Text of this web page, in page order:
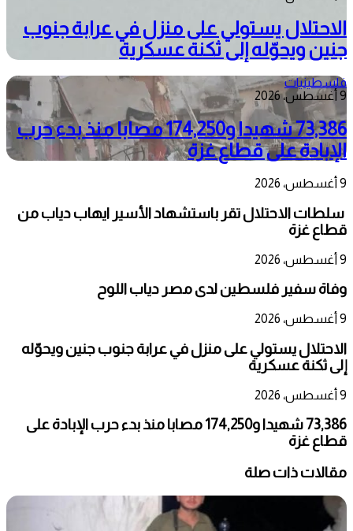
الاحتلال يستولي على منزل في عرابة جنوب
جنين ويحوّله إلى ثكنة عسكرية
فلسطينيات
9 أغسطس، 2026
73,386 شهيدا و174,250 مصابا منذ بدء حرب
الإبادة على قطاع غزة
9 أغسطس، 2026
سلطات الاحتلال تقر باستشهاد الأسير ايهاب دياب من
قطاع غزة
9 أغسطس، 2026
وفاة سفير فلسطين لدى مصر دياب اللوح
9 أغسطس، 2026
الاحتلال يستولي على منزل في عرابة جنوب جنين ويحوّله
إلى ثكنة عسكرية
9 أغسطس، 2026
73,386 شهيدا و174,250 مصابا منذ بدء حرب الإبادة على
قطاع غزة
مقالات ذات صلة